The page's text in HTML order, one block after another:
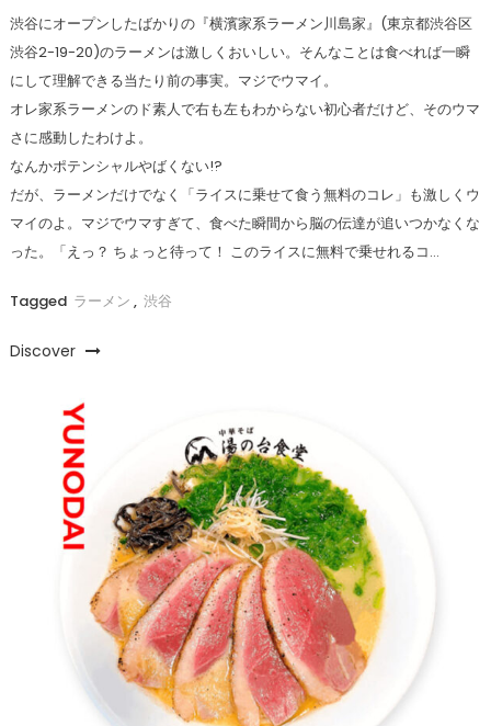
渋谷にオープンしたばかりの『横濱家系ラーメン川島家』(東京都渋谷区
渋谷2-19-20)のラーメンは激しくおいしい。そんなことは食べれば一瞬
にして理解できる当たり前の事実。マジでウマイ。
オレ家系ラーメンのド素人で右も左もわからない初心者だけど、そのウマ
さに感動したわけよ。
なんかポテンシャルやばくない!?
だが、ラーメンだけでなく「ライスに乗せて食う無料のコレ」も激しくウ
マイのよ。マジでウマすぎて、食べた瞬間から脳の伝達が追いつかなくな
った。「えっ？ ちょっと待って！ このライスに無料で乗せれるコ…
Tagged ラーメン , 渋谷
Discover